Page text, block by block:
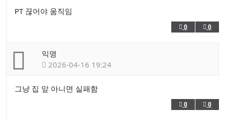
PT 끊어야 움직임
0 0
익명
2026-04-16 19:24
그냥 집 앞 아니면 실패함
0 0